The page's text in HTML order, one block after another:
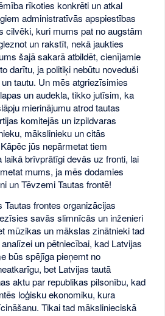
rīkoties konkrēti un atkal
administratīvās apspiestības
cilvēki, kuri mums pat no augstām
un rakstīt, nekā jaukties
šajā sakarā atbildēt, cienījamie
darītu, ja politiķi nebūtu noveduši
tautu. Un mēs atgriezīsimies
un audekla, tikko jutīsim, ka
mierinājumu atrod tautas
komitejās un izpildvaras
mākslinieku un citās
jūs nepārmetat tiem
brīvprātīgi devās uz fronti, lai
mums, ja mēs dodamies
un Tēvzemi Tautas frontē!
frontes organizācijas
savās slimnīcās un inženieri
mūzikas un mākslas zinātnieki tad
un pētniecībai, kad Latvijas
būs spējīga pieņemt no
bet Latvijas tautā
aktu par republikas pilsonību, kad
loģisku ekonomiku, kura
Tikai tad mākslinieciskā